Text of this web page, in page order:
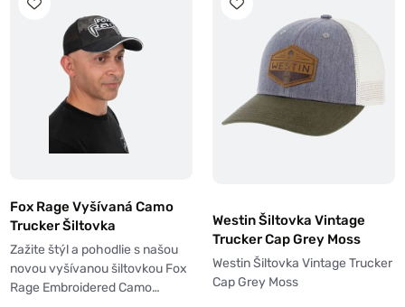
Fox Rage Vyšívaná Camo
Trucker Šiltovka
Zažite štýl a pohodlie s našou
novou vyšívanou šiltovkou Fox
Rage Embroidered Camo…
Westin Šiltovka Vintage
Trucker Cap Grey Moss
Westin Šiltovka Vintage Trucker
Cap Grey Moss